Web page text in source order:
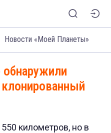
Новости «Моей Планеты»
километров, но в